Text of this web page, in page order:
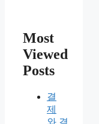
Most
Viewed
Posts
결
제
와 결